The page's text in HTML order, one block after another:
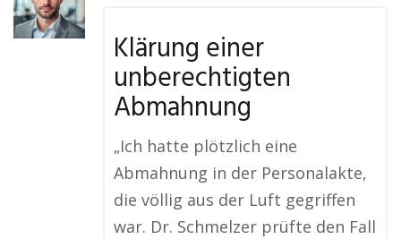
Klärung einer
unberechtigten
Abmahnung
„Ich hatte plötzlich eine
Abmahnung in der Personalakte,
die völlig aus der Luft gegriffen
war. Dr. Schmelzer prüfte den Fall